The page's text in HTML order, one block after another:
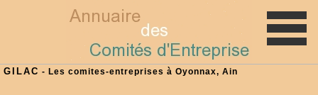
GILAC - Les comites-entreprises à Oyonnax, Ain